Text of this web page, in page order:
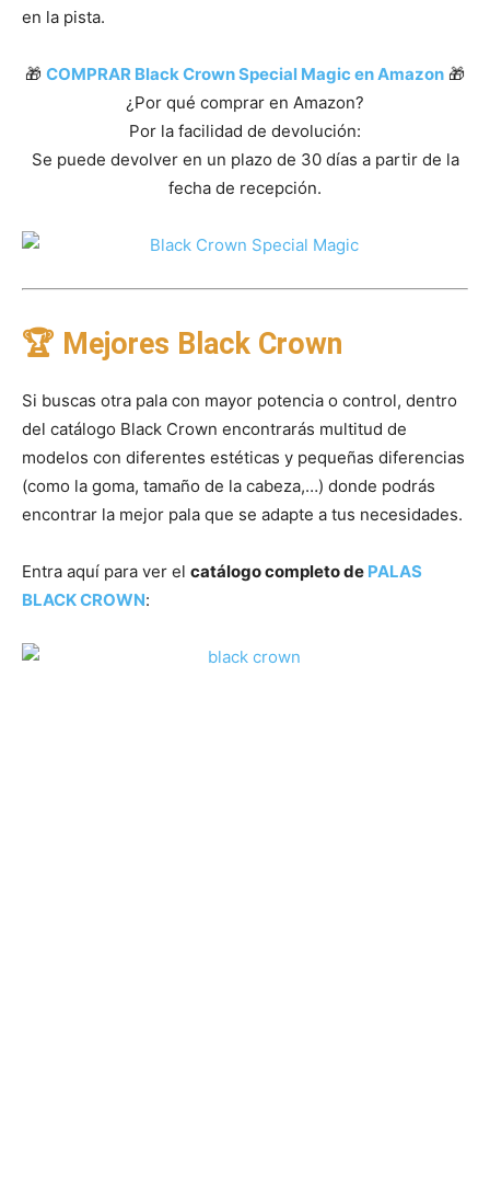
en la pista.
🎁 COMPRAR Black Crown Special Magic en Amazon 🎁
¿Por qué comprar en Amazon?
Por la facilidad de devolución:
Se puede devolver en un plazo de 30 días a partir de la
fecha de recepción.
🏆 Mejores Black Crown
Si buscas otra pala con mayor potencia o control, dentro
del catálogo Black Crown encontrarás multitud de
modelos con diferentes estéticas y pequeñas diferencias
(como la goma, tamaño de la cabeza,…) donde podrás
encontrar la mejor pala que se adapte a tus necesidades.
Entra aquí para ver el catálogo completo de PALAS
BLACK CROWN: